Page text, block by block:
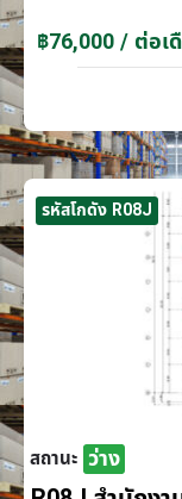
฿76,000 / ต่อเ
รหัสโกดัง R08J
สถานะ ว่าง